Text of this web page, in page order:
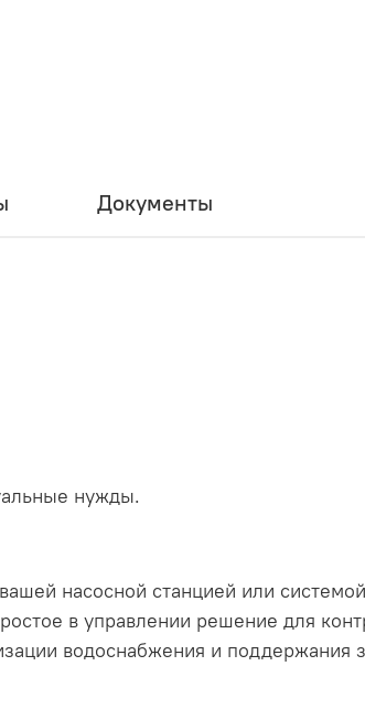
Документы
нужды.
насосной станцией или системой
в управлении решение для
водоснабжения и поддержания